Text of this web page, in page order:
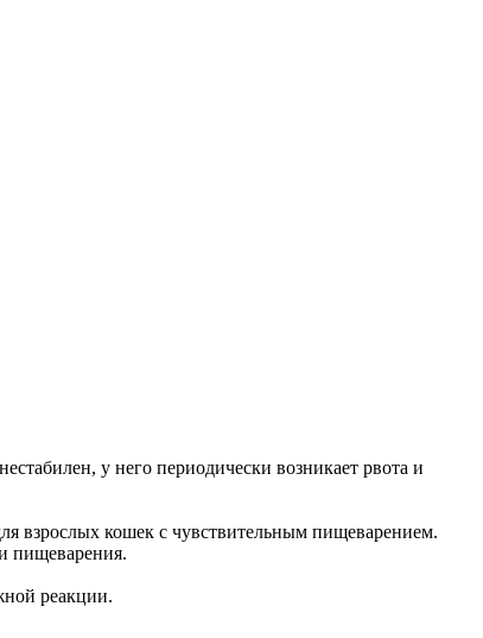
у него периодически возникает рвота и
взрослых кошек с чувствительным пищеварением.
пищеварения.
реакции.